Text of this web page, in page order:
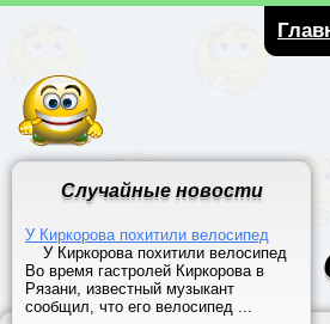
Случайные новости
У Киркорова похитили велосипед
У Киркорова похитили велосипед
Во время гастролей Киркорова в
Рязани, известный музыкант
сообщил, что его велосипед ...